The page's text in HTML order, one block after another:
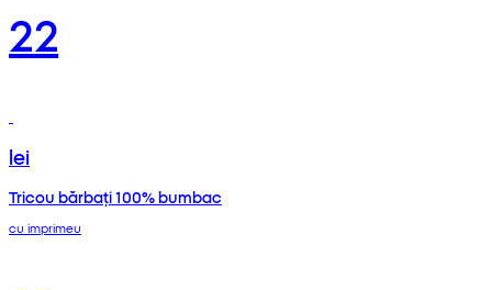
22
lei
Tricou bărbați 100% bumbac
cu imprimeu